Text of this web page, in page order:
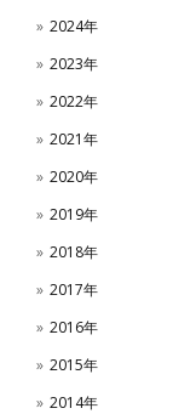
2024年
2023年
2022年
2021年
2020年
2019年
2018年
2017年
2016年
2015年
2014年